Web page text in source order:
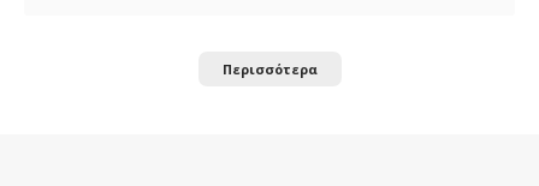
Περισσότερα